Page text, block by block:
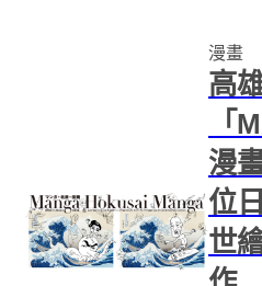
漫畫
高
「
漫
位
世